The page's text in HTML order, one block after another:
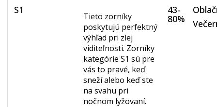
S1
Tieto zorníky
poskytujú perfektný
výhľad pri zlej
viditeľnosti. Zorníky
kategórie S1 sú pre
vás to pravé, keď
sneží alebo keď ste
na svahu pri
nočnom lyžovaní.
43-
80%